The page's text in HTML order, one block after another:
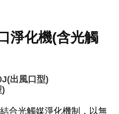
淨化機(含光觸
出風口型)
合光觸媒淨化機制，以無